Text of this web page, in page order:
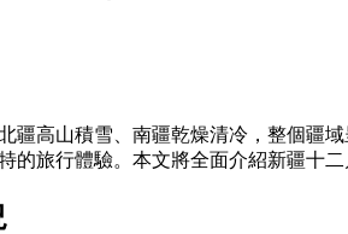
疆高山積雪、南疆乾燥清冷，整個疆
的旅行體驗。本文將全面介紹新疆十